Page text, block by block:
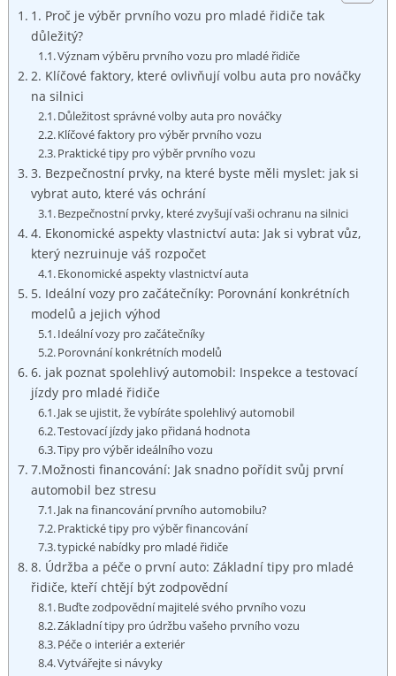
1. Proč je výběr prvního vozu pro mladé řidiče tak
důležitý?
Význam výběru prvního vozu pro mladé řidiče
2. Klíčové faktory, které ovlivňují volbu auta pro nováčky
na silnici
Důležitost správné volby auta pro nováčky
Klíčové faktory pro výběr prvního vozu
Praktické tipy pro výběr prvního vozu
3. Bezpečnostní prvky, na které byste měli myslet: jak si
vybrat auto, které vás ochrání
Bezpečnostní prvky, které zvyšují vaši ochranu na silnici
4. Ekonomické aspekty vlastnictví auta: Jak si vybrat vůz,
který nezruinuje váš rozpočet
Ekonomické aspekty vlastnictví auta
5. Ideální vozy pro začátečníky: Porovnání konkrétních
modelů a jejich výhod
Ideální vozy pro začátečníky
Porovnání konkrétních modelů
6. jak poznat spolehlivý automobil: Inspekce a testovací
jízdy pro mladé řidiče
Jak se ujistit, že vybíráte spolehlivý automobil
Testovací jízdy jako přidaná hodnota
Tipy pro výběr ideálního vozu
7.Možnosti financování: Jak snadno pořídit svůj první
automobil bez stresu
Jak na financování prvního automobilu?
Praktické tipy pro výběr financování
typické nabídky pro mladé řidiče
8. Údržba a péče o první auto: Základní tipy pro mladé
řidiče, kteří chtějí být zodpovědní
Buďte zodpovědní majitelé svého prvního vozu
Základní tipy pro údržbu vašeho prvního vozu
Péče o interiér a exteriér
Vytvářejte si návyky